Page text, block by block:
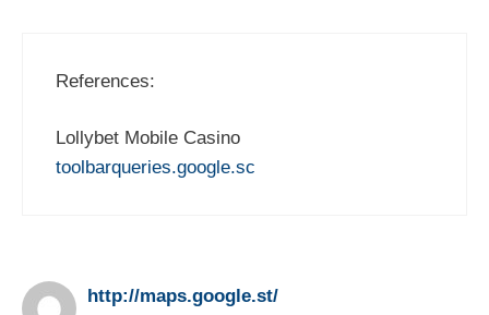
References:
Lollybet Mobile Casino
toolbarqueries.google.sc
http://maps.google.st/